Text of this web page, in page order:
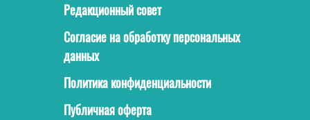
Редакционный совет
Согласие на обработку персональных
данных
Политика конфиденциальности
Публичная оферта